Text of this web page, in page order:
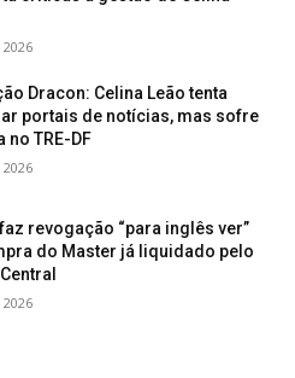
Dracon: Celina Leão tenta
portais de notícias, mas sofre
no TRE-DF
revogação “para inglês ver”
do Master já liquidado pelo